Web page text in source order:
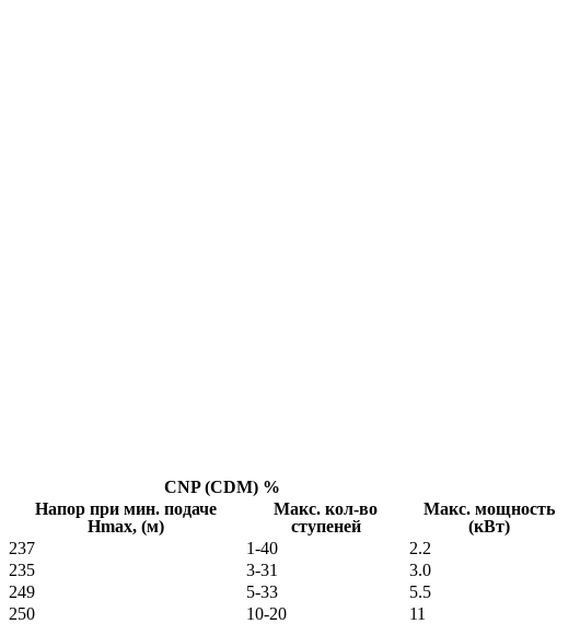
CNP (CDM) %
Напор при мин. подаче
Hmax, (м)
Макс. кол-во
ступеней
Макс. мощность
(кВт)
237 1-40
2.2
235 3-31
3.0
249 5-33
5.5
250 10-20
11